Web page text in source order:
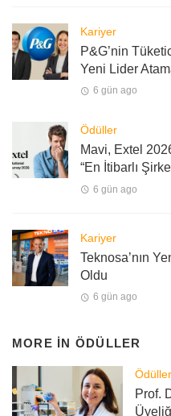
Kariyer
P&G’nin
Yeni Lider
6 gün ago
Ödüller
Mavi, Extel
“En İtibarlı
6 gün ago
Kariyer
Teknosa’nın
Oldu
6 gün ago
MORE IN ÖDÜLLER
Ödüller
Prof.